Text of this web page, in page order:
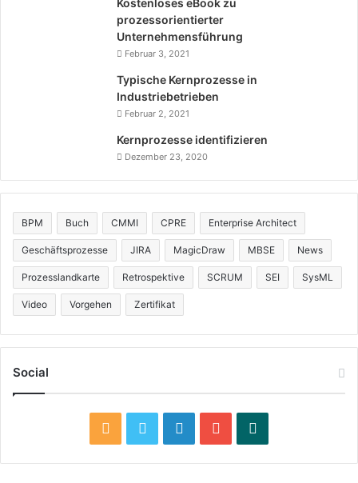
Kostenloses eBook zu
prozessorientierter
Unternehmensführung
Februar 3, 2021
Typische Kernprozesse in
Industriebetrieben
Februar 2, 2021
Kernprozesse identifizieren
Dezember 23, 2020
BPM Buch CMMI CPRE Enterprise Architect
Geschäftsprozesse JIRA MagicDraw MBSE News
Prozesslandkarte Retrospektive SCRUM SEI SysML
Video Vorgehen Zertifikat
Social
S
w
i
o
i